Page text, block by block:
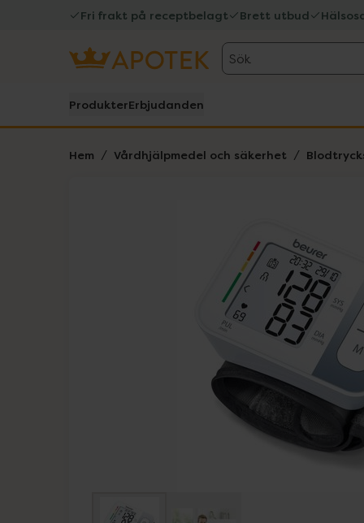
Fri frakt på receptbelagt Brett utbud
Sök
ProdukterErbjudanden
Hem Vårdhjälpmedel och säkerhet